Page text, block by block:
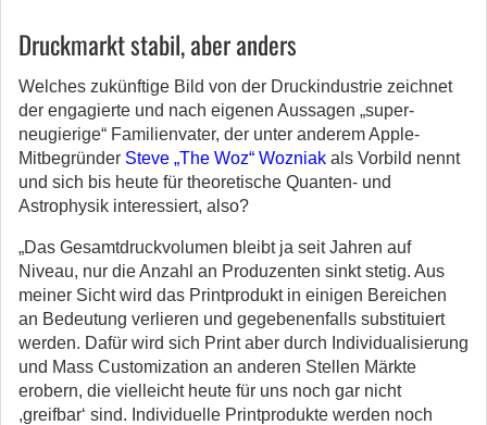
Druckmarkt stabil, aber anders
Welches zukünftige Bild von der Druckindustrie zeichnet
der engagierte und nach eigenen Aussagen „super-
neugierige“ Familienvater, der unter anderem Apple-
Mitbegründer Steve „The Woz“ Wozniak als Vorbild nennt
und sich bis heute für theoretische Quanten- und
Astrophysik interessiert, also?
„Das Gesamtdruckvolumen bleibt ja seit Jahren auf
Niveau, nur die Anzahl an Produzenten sinkt stetig. Aus
meiner Sicht wird das Printprodukt in einigen Bereichen
an Bedeutung verlieren und gegebenenfalls substituiert
werden. Dafür wird sich Print aber durch Individualisierung
und Mass Customization an anderen Stellen Märkte
erobern, die vielleicht heute für uns noch gar nicht
,greifbar‘ sind. Individuelle Printprodukte werden noch